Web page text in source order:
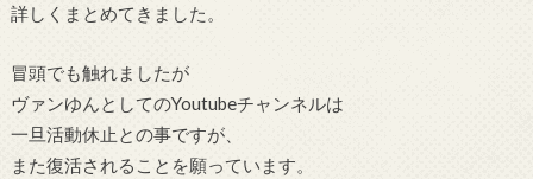
詳しくまとめてきました。
冒頭でも触れましたが
ヴァンゆんとしてのYoutubeチャンネルは
一旦活動休止との事ですが、
また復活されることを願っています。